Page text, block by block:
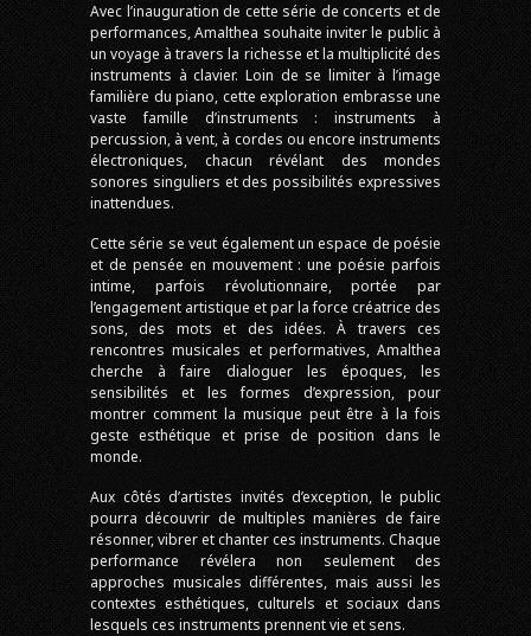
Avec l’inauguration de cette série de concerts et de
performances, Amalthea souhaite inviter le public à
un voyage à travers la richesse et la multiplicité des
instruments à clavier. Loin de se limiter à l’image
familière du piano, cette exploration embrasse une
vaste famille d’instruments : instruments à
percussion, à vent, à cordes ou encore instruments
électroniques, chacun révélant des mondes
sonores singuliers et des possibilités expressives
inattendues.
Cette série se veut également un espace de poésie
et de pensée en mouvement : une poésie parfois
intime, parfois révolutionnaire, portée par
l’engagement artistique et par la force créatrice des
sons, des mots et des idées. À travers ces
rencontres musicales et performatives, Amalthea
cherche à faire dialoguer les époques, les
sensibilités et les formes d’expression, pour
montrer comment la musique peut être à la fois
geste esthétique et prise de position dans le
monde.
Aux côtés d’artistes invités d’exception, le public
pourra découvrir de multiples manières de faire
résonner, vibrer et chanter ces instruments. Chaque
performance révélera non seulement des
approches musicales différentes, mais aussi les
contextes esthétiques, culturels et sociaux dans
lesquels ces instruments prennent vie et sens.